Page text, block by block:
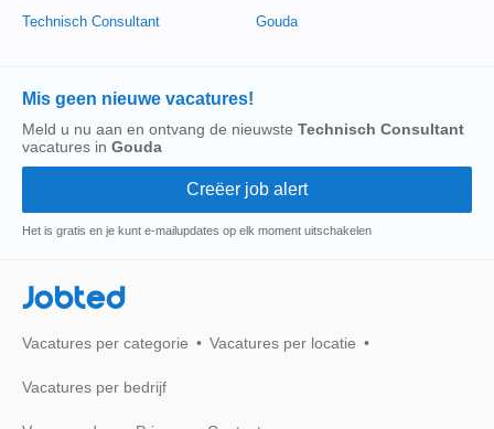
Technisch Consultant Gouda
Mis geen nieuwe vacatures!
Meld u nu aan en ontvang de nieuwste Technisch Consultant
vacatures in Gouda
Het is gratis en je kunt e-mailupdates op elk moment uitschakelen
Jobted
Vacatures per categorie Vacatures per locatie
Vacatures per bedrijf